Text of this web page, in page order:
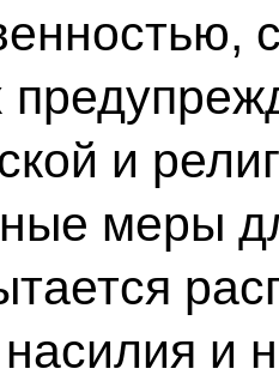
и
меры
и